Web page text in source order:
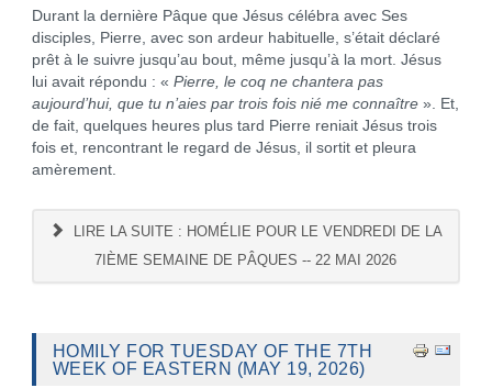
Durant la dernière Pâque que Jésus célébra avec Ses
disciples, Pierre, avec son ardeur habituelle, s’était déclaré
prêt à le suivre jusqu’au bout, même jusqu’à la mort. Jésus
lui avait répondu : « Pierre, le coq ne chantera pas
aujourd’hui, que tu n’aies par trois fois nié me connaître». Et,
de fait, quelques heures plus tard Pierre reniait Jésus trois
fois et, rencontrant le regard de Jésus, il sortit et pleura
amèrement.
LIRE LA SUITE : HOMÉLIE POUR LE VENDREDI DE LA
7IÈME SEMAINE DE PÂQUES -- 22 MAI 2026
HOMILY FOR TUESDAY OF THE 7TH
WEEK OF EASTERN (MAY 19, 2026)